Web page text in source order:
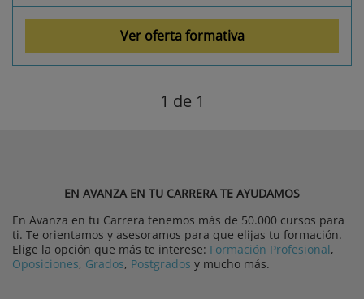
Ver oferta formativa
1 de 1
EN AVANZA EN TU CARRERA TE AYUDAMOS
En Avanza en tu Carrera tenemos más de 50.000 cursos para
ti. Te orientamos y asesoramos para que elijas tu formación.
Elige la opción que más te interese: Formación Profesional,
Oposiciones, Grados, Postgrados y mucho más.